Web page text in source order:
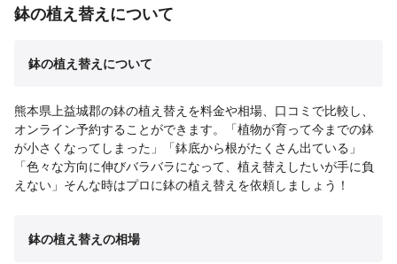
鉢の植え替えについて
鉢の植え替えについて
熊本県上益城郡の鉢の植え替えを料金や相場、口コミで比較し、
オンライン予約することができます。「植物が育って今までの鉢
が小さくなってしまった」「鉢底から根がたくさん出ている」
「色々な方向に伸びバラバラになって、植え替えしたいが手に負
えない」そんな時はプロに鉢の植え替えを依頼しましょう！
鉢の植え替えの相場